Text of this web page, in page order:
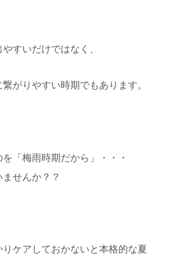
すいだけではなく、
がりやすい時期でもあります。
「梅雨時期だから」・・・
せんか？？
ケアしておかないと本格的な夏